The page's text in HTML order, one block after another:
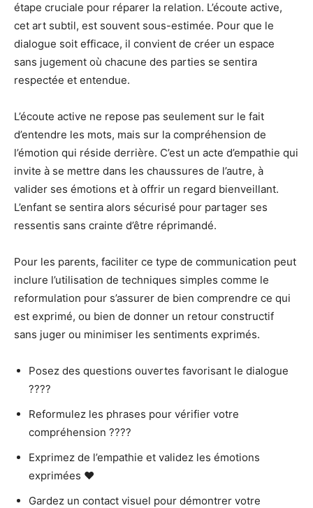
étape cruciale pour réparer la relation. L’écoute active,
cet art subtil, est souvent sous-estimée. Pour que le
dialogue soit efficace, il convient de créer un espace
sans jugement où chacune des parties se sentira
respectée et entendue.
L’écoute active ne repose pas seulement sur le fait
d’entendre les mots, mais sur la compréhension de
l’émotion qui réside derrière. C’est un acte d’empathie qui
invite à se mettre dans les chaussures de l’autre, à
valider ses émotions et à offrir un regard bienveillant.
L’enfant se sentira alors sécurisé pour partager ses
ressentis sans crainte d’être réprimandé.
Pour les parents, faciliter ce type de communication peut
inclure l’utilisation de techniques simples comme le
reformulation pour s’assurer de bien comprendre ce qui
est exprimé, ou bien de donner un retour constructif
sans juger ou minimiser les sentiments exprimés.
Posez des questions ouvertes favorisant le dialogue
????️
Reformulez les phrases pour vérifier votre
compréhension ????
Exprimez de l’empathie et validez les émotions
exprimées ❤
Gardez un contact visuel pour démontrer votre